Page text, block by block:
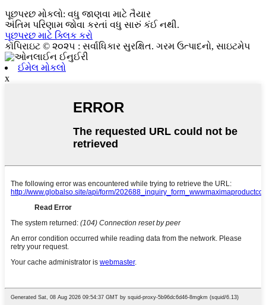
પૂછપરછ મોકલો: વધુ જાણવા માટે તૈયાર
અંતિમ પરિણામ જોવા કરતાં વધુ સારું કંઈ નથી.
પૂછપરછ માટે ક્લિક કરો
કૉપિરાઇટ © ૨૦૨૫ : સર્વાધિકાર સુરક્ષિત. ગરમ ઉત્પાદનો, સાઇટમેપ
ઈમેલ મોકલો
x